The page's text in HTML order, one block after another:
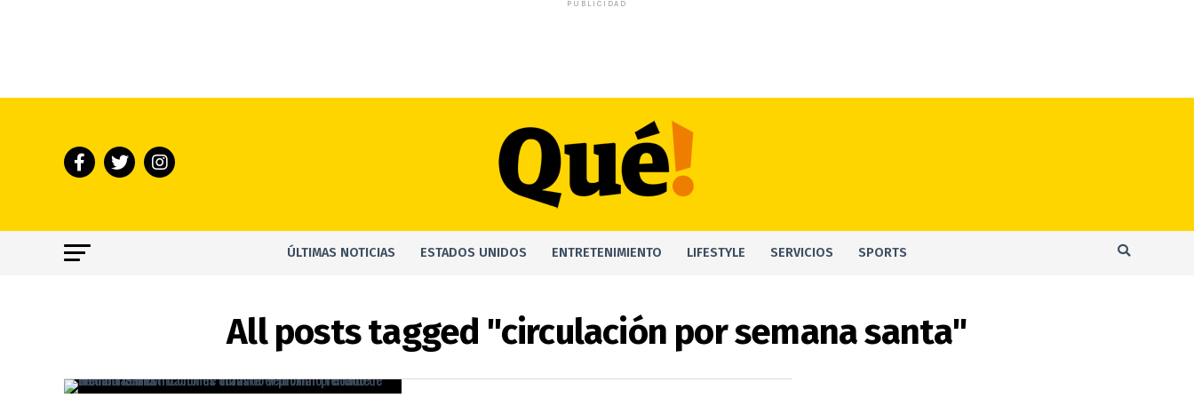
PUBLICIDAD
ÚLTIMAS NOTICIAS ESTADOS UNIDOS ENTRETENIMIENTO LIFESTYLE SERVICIOS SPORTS
All posts tagged "circulación por semana santa"